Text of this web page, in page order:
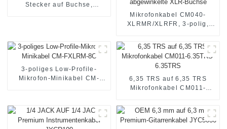
Stecker auf Buchse,
Mikrofonkabel CM040-
XLRMR/XLRFR, 3-polig,
auf abgewinkelte XLR-
3-poliges Low-Profile-
Mikrofon-Minikabel CM-
6,35 TRS auf 6,35 TRS
Mikrofonkabel CM011-